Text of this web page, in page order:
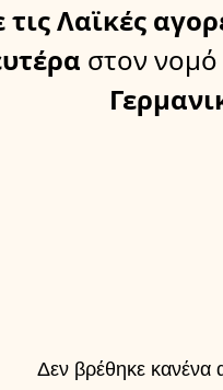
τις Λαϊκές
στον νομό
Δεν βρέθηκε κανένα